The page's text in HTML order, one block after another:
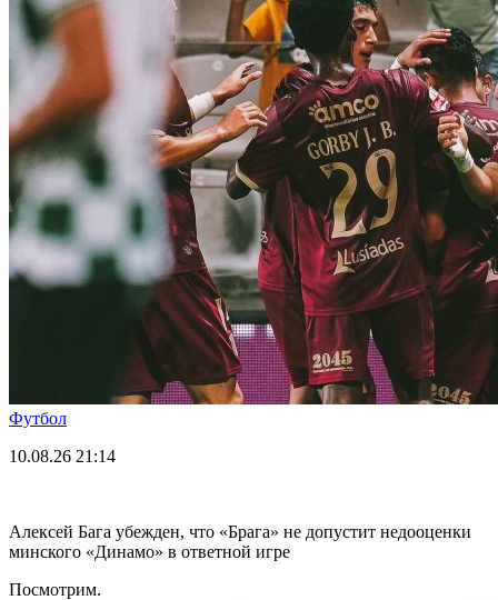
Футбол
10.08.26 21:14
Алексей Бага убежден, что «Брага» не допустит недооценки
минского «Динамо» в ответной игре
Посмотрим.